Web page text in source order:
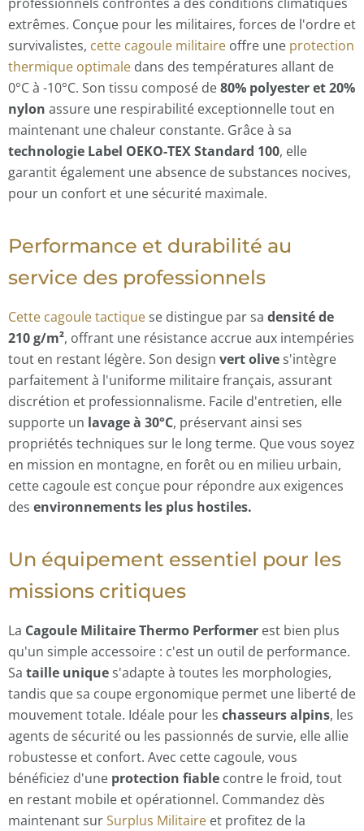
professionnels confrontés à des conditions climatiques
extrêmes. Conçue pour les militaires, forces de l'ordre et
survivalistes, cette cagoule militaire offre une protection
thermique optimale dans des températures allant de
0°C à -10°C. Son tissu composé de80% polyester et 20%
nylon assure une respirabilité exceptionnelle tout en
maintenant une chaleur constante. Grâce à sa
technologie Label OEKO-TEX Standard 100, elle
garantit également une absence de substances nocives,
pour un confort et une sécurité maximale.
Performance et durabilité au
service des professionnels
Cette cagoule tactique se distingue par sa densité de
210 g/m², offrant une résistance accrue aux intempéries
tout en restant légère. Son design vert olive s'intègre
parfaitement à l'uniforme militaire français, assurant
discrétion et professionnalisme. Facile d'entretien, elle
supporte un lavage à 30°C, préservant ainsi ses
propriétés techniques sur le long terme. Que vous soyez
en mission en montagne, en forêt ou en milieu urbain,
cette cagoule est conçue pour répondre aux exigences
des environnements les plus hostiles.
Un équipement essentiel pour les
missions critiques
La Cagoule Militaire Thermo Performer est bien plus
qu'un simple accessoire : c'est un outil de performance.
Sa taille unique s'adapte à toutes les morphologies,
tandis que sa coupe ergonomique permet une liberté de
mouvement totale. Idéale pour les chasseurs alpins, les
agents de sécurité ou les passionnés de survie, elle allie
robustesse et confort. Avec cette cagoule, vous
bénéficiez d'une protection fiable contre le froid, tout
en restant mobile et opérationnel. Commandez dès
maintenant surSurplus Militaire et profitez de la